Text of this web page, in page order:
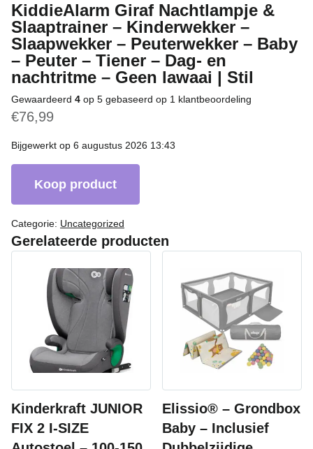
KiddieAlarm Giraf Nachtlampje &
Slaaptrainer – Kinderwekker –
Slaapwekker – Peuterwekker – Baby
– Peuter – Tiener – Dag- en
nachtritme – Geen lawaai | Stil
Gewaardeerd 4 op 5 gebaseerd op 1 klantbeoordeling
€76,99
Bijgewerkt op 6 augustus 2026 13:43
Koop product
Categorie: Uncategorized
Gerelateerde producten
Kinderkraft JUNIOR
FIX 2 I-SIZE
Elissio® – Grondbox
Baby – Inclusief